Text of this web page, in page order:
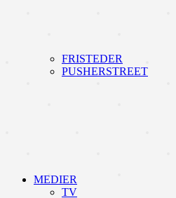
FRISTEDER
PUSHERSTREET
MEDIER
TV